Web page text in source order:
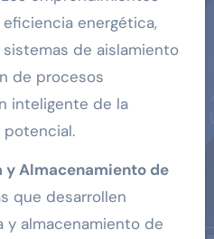
energética,
de aislamiento
de procesos
inteligente de la
potencial.
y Almacenamiento de
que desarrollen
almacenamiento de